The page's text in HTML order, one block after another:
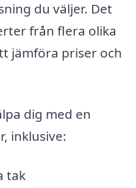
du väljer. Det
från flera olika
jämföra priser och
dig med en
inklusive:
tak